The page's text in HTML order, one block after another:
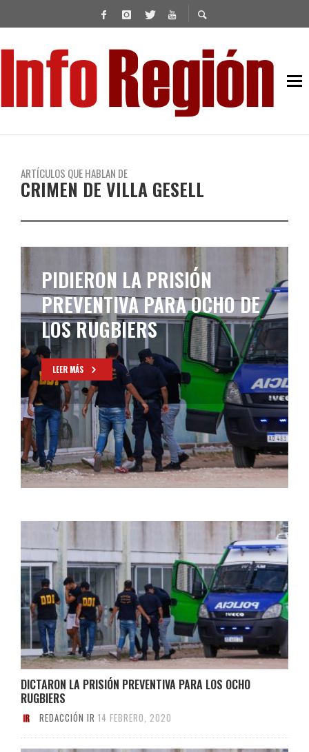
ARTÍCULOS QUE HABLAN DE
CRIMEN DE VILLA GESELL
PIDIERON LA PRISIÓN
PREVENTIVA PARA OCHO DE
LOS RUGBIERS
LEER MÁS
DICTARON LA PRISIÓN PREVENTIVA PARA LOS OCHO
RUGBIERS
REDACCIÓN IR 14 FEBRERO, 2020